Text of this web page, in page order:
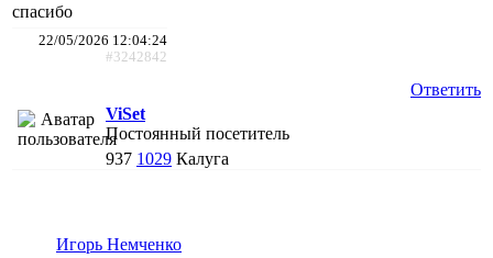
спасибо
22/05/2026 12:04:24
#3242842
Ответить
ViSet
Постоянный посетитель
937 1029 Калуга
Игорь Немченко